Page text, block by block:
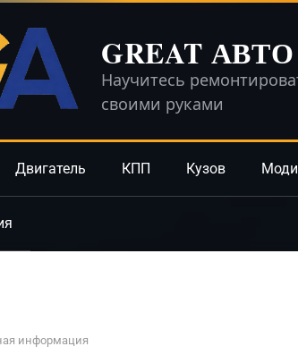
GREAT АВТО
Научитесь
своими руками
Двигатель КПП Кузов
информация